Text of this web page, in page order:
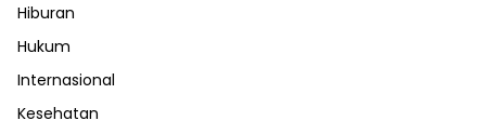
Hiburan
Hukum
Internasional
Kesehatan